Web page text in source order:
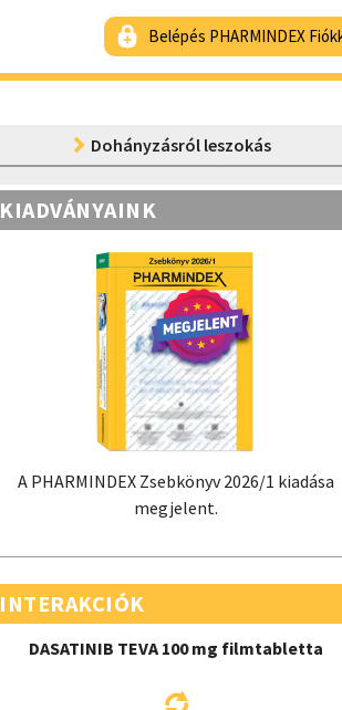
Belépés PHARMINDEX
Dohányzásról leszokás
KIADVÁNYAINK
A PHARMINDEX Zsebkönyv 2026/1 kiadása
megjelent.
INTERAKCIÓK
DASATINIB TEVA 100 mg filmtabletta